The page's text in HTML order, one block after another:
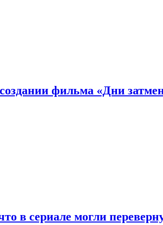
фильма «Дни
в сериале могли